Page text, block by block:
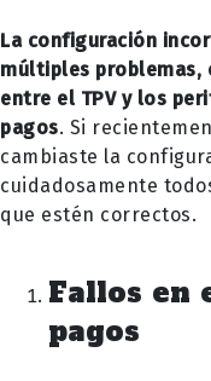
La configuración
múltiples problemas,
entre el TPV y los
pagos. Si
cambiaste la
cuidadosamente
que estén correctos.
Fallos en
pagos